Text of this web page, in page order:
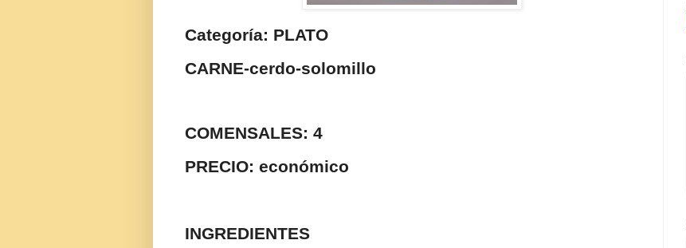
Categoría: PLATO
CARNE-cerdo-solomillo
COMENSALES: 4
PRECIO: económico
INGREDIENTES